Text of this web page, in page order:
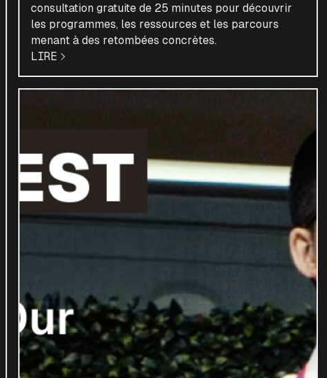
consultation gratuite de 25 minutes pour découvrir
les programmes, les ressources et les parcours
menant à des retombées concrètes.
LIRE